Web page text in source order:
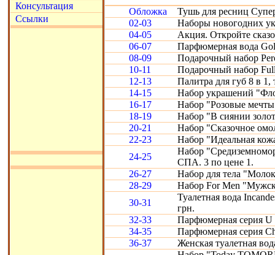
Консультация
Ссылки
Обложка
Тушь для ресниц
02-03
Наборы новогодних
04-05
Акция. Откройте
06-07
Парфюмерная вода
08-09
Подарочный набор
10-11
Подарочный набор
12-13
Палитра для губ 8 в 1,
14-15
Набор украшений
16-17
Набор "Розовые
18-19
Набор "В сиянии
20-21
Набор "Сказочное
22-23
Набор "Идеальная
24-25
Набор
СПА. 3 по цене 1.
26-27
Набор для тела
28-29
Набор For Men
30-31
Туалетная вода
грн.
32-33
Парфюмерная серия U
34-35
Парфюмерная серия
36-37
Женская туалетная